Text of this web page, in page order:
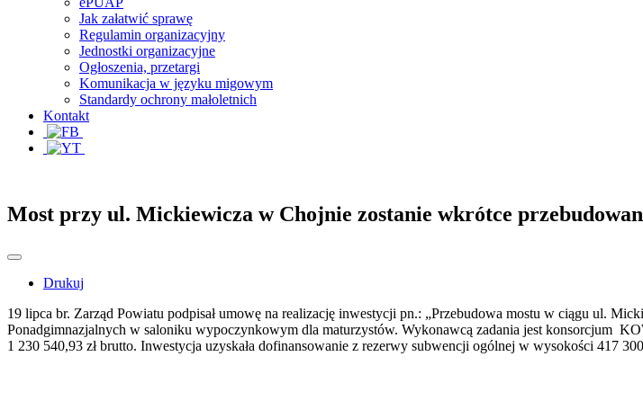
Jak załatwić sprawę
Regulamin organizacyjny
Jednostki organizacyjne
Ogłoszenia, przetargi
Komunikacja w języku migowym
Standardy ochrony małoletnich
Kontakt
Most przy ul. Mickiewicza w Chojnie zostanie wkrótce
Drukuj
19 lipca br. Zarząd Powiatu podpisał umowę na realizację inwestycji pn.: „Przebudowa mostu w ciągu ul.
Ponadgimnazjalnych w saloniku wypoczynkowym dla maturzystów. Wykonawcą zadania jest konsorcjum
1 230 540,93 zł brutto. Inwestycja uzyskała dofinansowanie z rezerwy subwencji ogólnej w wysokości 417